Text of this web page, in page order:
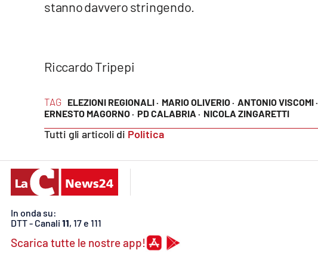
Note legali
TAG ELEZIONI REGIONALI · MARIO OLIVERIO · ANTONIO VISCOMI ·
ERNESTO MAGORNO · PD CALABRIA · NICOLA ZINGARETTI
Tutti gli articoli di Politica
stanno davvero stringendo.
Riccardo Tripepi
In onda su:
DTT - Canali 11, 17 e 111
Scarica tutte le nostre app!